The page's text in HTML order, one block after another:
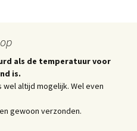
als de temperatuur voor
is.
altijd mogelijk. Wel even
gewoon verzonden.